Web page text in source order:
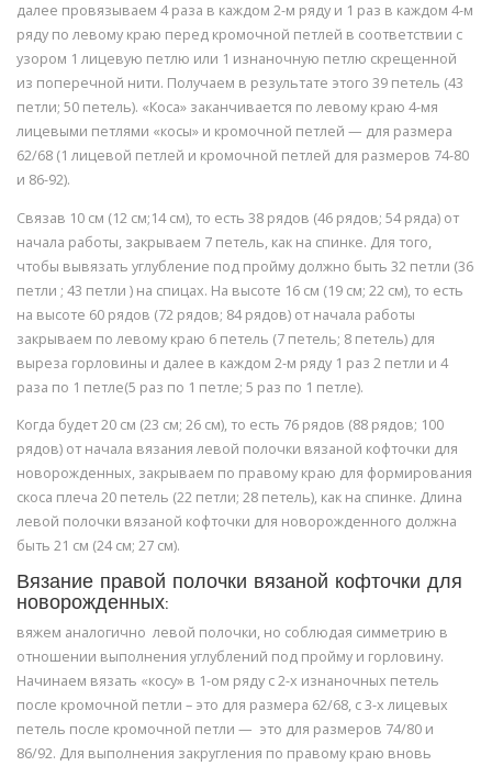
далее провязываем 4 раза в каждом 2-м ряду и 1 раз в каждом 4-м
ряду по левому краю перед кромочной петлей в соответствии с
узором 1 лицевую петлю или 1 изнаночную петлю скрещенной
из поперечной нити. Получаем в результате этого 39 петель (43
петли; 50 петель). «Коса» заканчивается по левому краю 4-мя
лицевыми петлями «косы» и кромочной петлей — для размера
62/68 (1 лицевой петлей и кромочной петлей для размеров 74-80
и 86-92).
Связав 10 см (12 см;14 см), то есть 38 рядов (46 рядов; 54 ряда) от
начала работы, закрываем 7 петель, как на спинке. Для того,
чтобы вывязать углубление под пройму должно быть 32 петли (36
петли ; 43 петли ) на спицах. На высоте 16 см (19 см; 22 см), то есть
на высоте 60 рядов (72 рядов; 84 рядов) от начала работы
закрываем по левому краю 6 петель (7 петель; 8 петель) для
выреза горловины и далее в каждом 2-м ряду 1 раз 2 петли и 4
раза по 1 петле(5 раз по 1 петле; 5 раз по 1 петле).
Когда будет 20 см (23 см; 26 см), то есть 76 рядов (88 рядов; 100
рядов) от начала вязания левой полочки вязаной кофточки для
новорожденных, закрываем по правому краю для формирования
скоса плеча 20 петель (22 петли; 28 петель), как на спинке. Длина
левой полочки вязаной кофточки для новорожденного должна
быть 21 см (24 см; 27 см).
Вязание правой полочки вязаной кофточки для
новорожденных:
вяжем аналогично левой полочки, но соблюдая симметрию в
отношении выполнения углублений под пройму и горловину.
Начинаем вязать «косу» в 1-ом ряду с 2-х изнаночных петель
после кромочной петли – это для размера 62/68, с 3-х лицевых
петель после кромочной петли — это для размеров 74/80 и
86/92. Для выполнения закругления по правому краю вновь